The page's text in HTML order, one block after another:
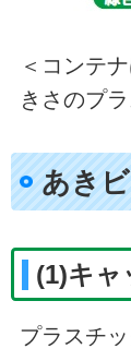
＜コンテ
きさのプ
あき
(1)キャ
プラスチ